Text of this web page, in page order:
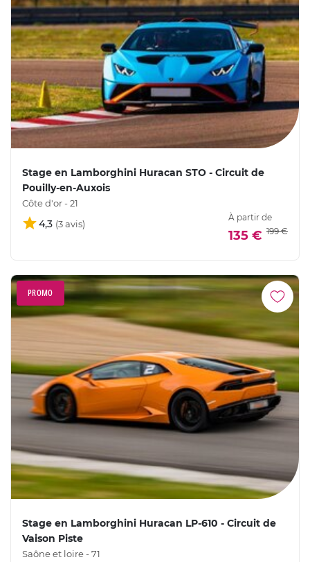
Stage en Lamborghini Huracan STO - Circuit de
Pouilly-en-Auxois
Côte d'or - 21
4,3
À partir de
135 € 199 €
PROMO
Stage en Lamborghini Huracan LP-610 - Circuit de
Vaison Piste
Saône et loire - 71